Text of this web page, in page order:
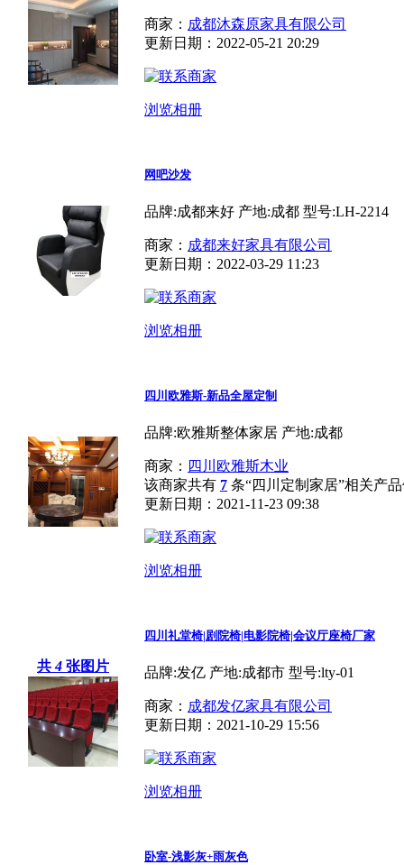
商家： 成都沐森原家具有限公司
更新日期：2022-05-21 20:29
浏览相册
网吧沙发
品牌:成都来好 产地:成都 型号:LH-2214
商家： 成都来好家具有限公司
更新日期：2022-03-29 11:23
浏览相册
四川欧雅斯-新品全屋定制
品牌:欧雅斯整体家居 产地:成都
商家： 四川欧雅斯木业
该商家共有 7 条“四川定制家居”相关产
更新日期：2021-11-23 09:38
浏览相册
共4 张图片
四川礼堂椅|剧院椅|电影院椅|会议厅座椅厂家
品牌:发亿 产地:成都市 型号:lty-01
商家： 成都发亿家具有限公司
更新日期：2021-10-29 15:56
浏览相册
卧室-浅影灰+雨灰色